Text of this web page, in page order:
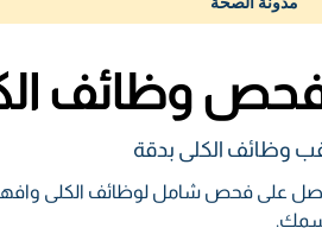
وظائف
وظائف الكلى بدقة
على فحص شامل لوظائف الكلى